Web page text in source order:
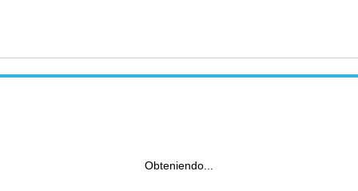
Obteniendo...